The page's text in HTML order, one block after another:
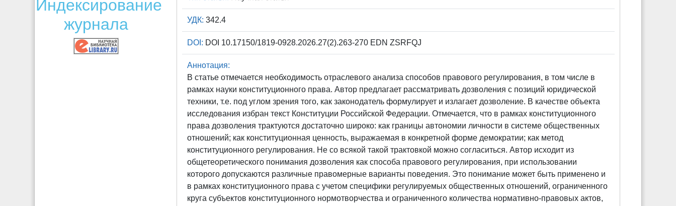
Индексирование
журнала
УДК: 342.4
DOI: DOI 10.17150/1819-0928.2026.27(2).263-270 EDN ZSRFQJ
Аннотация:
В статье отмечается необходимость отраслевого анализа способов правового регулирования, в том числе в
рамках науки конституционного права. Автор предлагает рассматривать дозволения с позиций юридической
техники, т.е. под углом зрения того, как законодатель формулирует и излагает дозволение. В качестве объекта
исследования избран текст Конституции Российской Федерации. Отмечается, что в рамках конституционного
права дозволения трактуются достаточно широко: как границы автономии личности в системе общественных
отношений; как конституционная ценность, выражаемая в конкретной форме демократии; как метод
конституционного регулирования. Не со всякой такой трактовкой можно согласиться. Автор исходит из
общетеоретического понимания дозволения как способа правового регулирования, при использовании
которого допускаются различные правомерные варианты поведения. Это понимание может быть применено и
в рамках конституционного права с учетом специфики регулируемых общественных отношений, ограниченного
круга субъектов конституционного нормотворчества и ограниченного количества нормативно-правовых актов,